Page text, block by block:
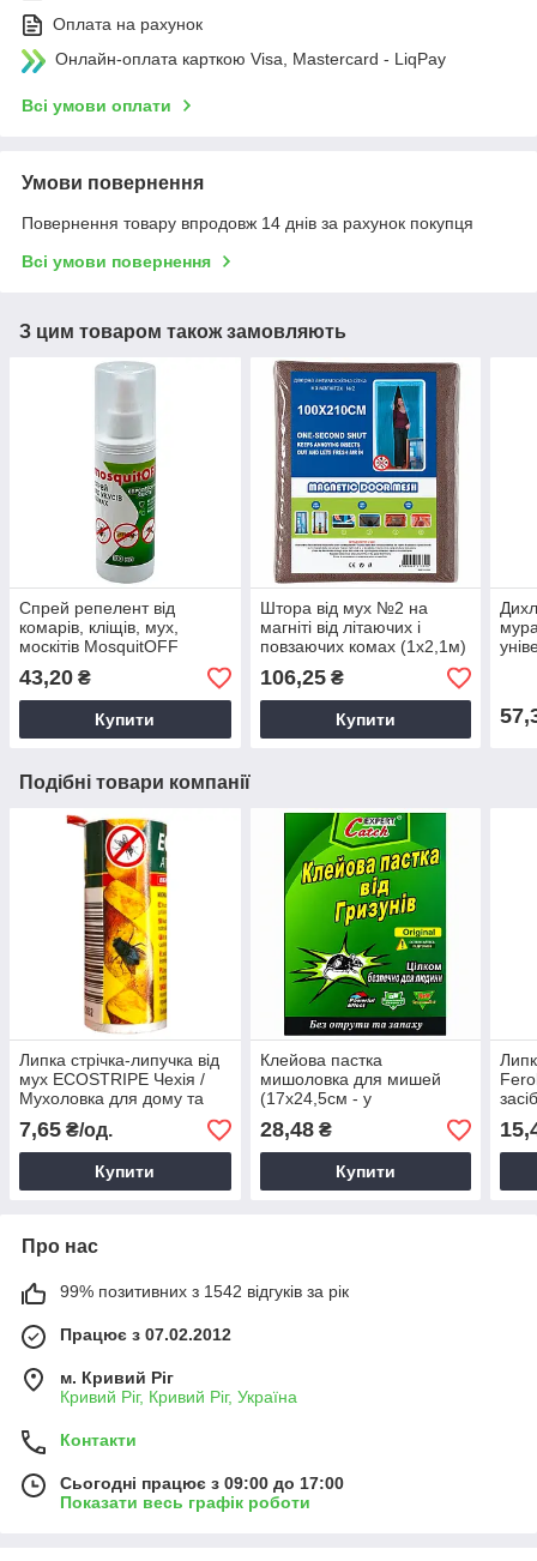
Оплата на рахунок
Онлайн-оплата карткою Visa, Mastercard - LiqPay
Всі умови оплати
Умови повернення
Повернення товару впродовж 14 днів за рахунок покупця
Всі умови повернення
З цим товаром також замовляють
Спрей репелент від
комарів, кліщів, мух,
москітів MosquitOFF
100мл / Засіб від комах
43,20 ₴
Купити
Штора від мух №2 на
магніті від літаючих і
повзаючих комах (1х2,1м)
однотонна з малюнком
106,25₴
Купити
Подібні товари компанії
Липка стрічка-липучка від
мух ECOSTRIPE Чехія /
Мухоловка для дому та
7,65 ₴/од.
Купити
Клейова пастка
мишоловка для мишей
(17х24,5см - у
Капкан на клейовій основі
від гризунів, мишей
28,48₴
Купити
Про нас
99% позитивних з 1542 відгуків за рік
Працює з 07.02.2012
м. Кривий Ріг
Кривий Ріг, Кривий Ріг, Україна
Контакти
Сьогодні працює з 09:00 до 17:00
Показати весь графік роботи